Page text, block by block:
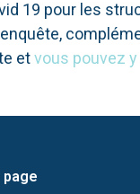
19 pour les
etvous pouvez
page